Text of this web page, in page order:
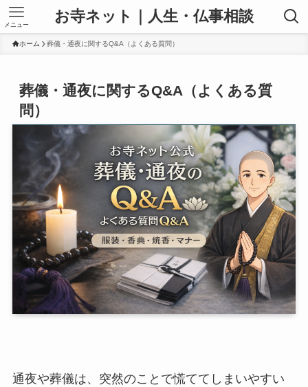
お寺ネット｜人生・仏事相談
メニュー
ホーム 葬儀・通夜に関するQ&A（よくある質問）
葬儀・通夜に関するQ&A（よくある質
問）
通夜や葬儀は、突然のことで慌ててしまいやすい